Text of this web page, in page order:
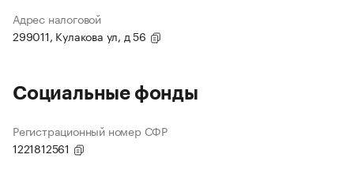
Адрес налоговой
299011, Кулакова ул, д 56
Социальные фонды
Регистрационный номер СФР
1221812561